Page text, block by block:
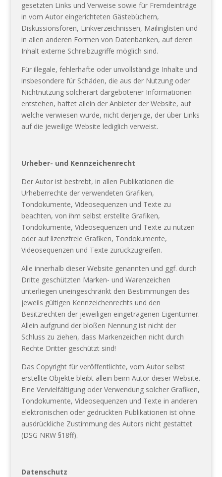
gesetzten Links und Verweise sowie für Fremdeinträge
in vom Autor eingerichteten Gästebüchern,
Diskussionsforen, Linkverzeichnissen, Mailinglisten und
in allen anderen Formen von Datenbanken, auf deren
Inhalt externe Schreibzugriffe möglich sind.
Für illegale, fehlerhafte oder unvollständige Inhalte und
insbesondere für Schäden, die aus der Nutzung oder
Nichtnutzung solcherart dargebotener Informationen
entstehen, haftet allein der Anbieter der Website, auf
welche verwiesen wurde, nicht derjenige, der über Links
auf die jeweilige Website lediglich verweist.
Urheber- und Kennzeichenrecht
Der Autor ist bestrebt, in allen Publikationen die
Urheberrechte der verwendeten Grafiken,
Tondokumente, Videosequenzen und Texte zu
beachten, von ihm selbst erstellte Grafiken,
Tondokumente, Videosequenzen und Texte zu nutzen
oder auf lizenzfreie Grafiken, Tondokumente,
Videosequenzen und Texte zurückzugreifen.
Alle innerhalb dieser Website genannten und ggf. durch
Dritte geschützten Marken- und Warenzeichen
unterliegen uneingeschränkt den Bestimmungen des
jeweils gültigen Kennzeichenrechts und den
Besitzrechten der jeweiligen eingetragenen Eigentümer.
Allein aufgrund der bloßen Nennung ist nicht der
Schluss zu ziehen, dass Markenzeichen nicht durch
Rechte Dritter geschützt sind!
Das Copyright für veröffentlichte, vom Autor selbst
erstellte Objekte bleibt allein beim Autor dieser Website.
Eine Vervielfältigung oder Verwendung solcher Grafiken,
Tondokumente, Videosequenzen und Texte in anderen
elektronischen oder gedruckten Publikationen ist ohne
ausdrückliche Zustimmung des Autors nicht gestattet
(DSG NRW §18ff).
Datenschutz